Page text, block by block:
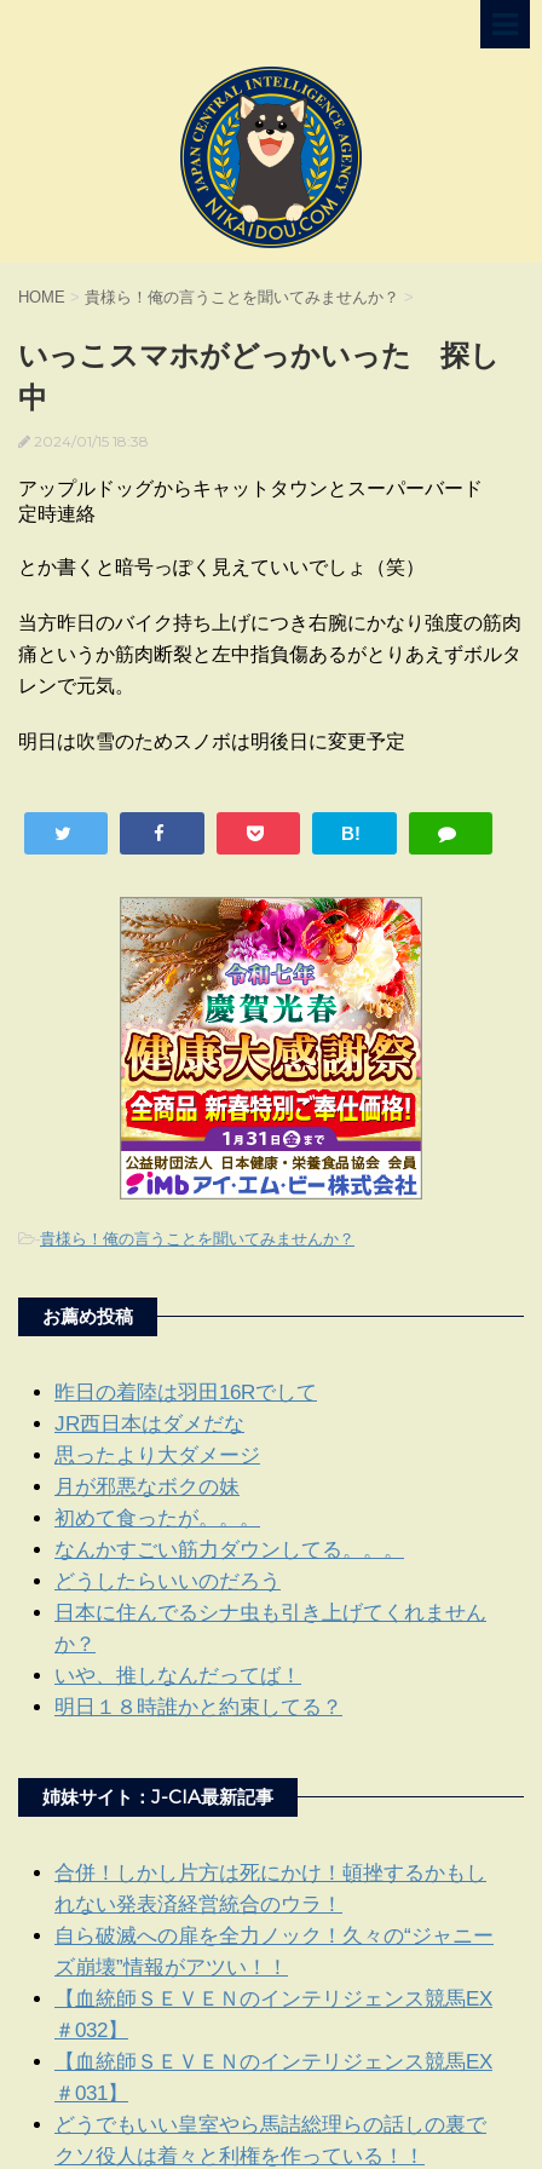
HOME > 貴様ら！俺の言うことを聞いてみませんか？ >
いっこスマホがどっかいった 探し
中
2024/01/15 18:38
アップルドッグからキャットタウンとスーパーバード
定時連絡
とか書くと暗号っぽく見えていいでしょ（笑）
当方昨日のバイク持ち上げにつき右腕にかなり強度の筋肉
痛というか筋肉断裂と左中指負傷あるがとりあえずボルタ
レンで元気。
明日は吹雪のためスノボは明後日に変更予定
B!
-貴様ら！俺の言うことを聞いてみませんか？
お薦め投稿
昨日の着陸は羽田16Rでして
JR西日本はダメだな
思ったより大ダメージ
月が邪悪なボクの妹
初めて食ったが。。。
なんかすごい筋力ダウンしてる。。。
どうしたらいいのだろう
日本に住んでるシナ虫も引き上げてくれません
か？
いや、推しなんだってば！
明日１８時誰かと約束してる？
姉妹サイト：J-CIA最新記事
合併！しかし片方は死にかけ！頓挫するかもし
れない発表済経営統合のウラ！
自ら破滅への扉を全力ノック！久々の“ジャニー
ズ崩壊”情報がアツい！！
【血統師ＳＥＶＥＮのインテリジェンス競馬EX
＃032】
【血統師ＳＥＶＥＮのインテリジェンス競馬EX
＃031】
どうでもいい皇室やら馬詰総理らの話しの裏で
クソ役人は着々と利権を作っている！！